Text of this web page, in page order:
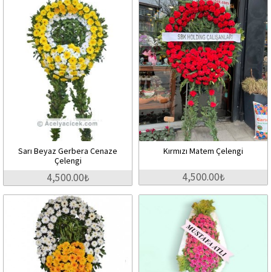
Sarı Beyaz Gerbera Cenaze
Çelengi
4,500.00₺
Kırmızı Matem Çelengi
4,500.00₺